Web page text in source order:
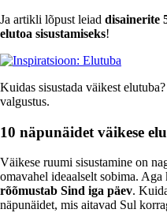
Ja artikli lõpust leiad disainerite
elutoa sisustamiseks!
Kuidas sisustada väikest
valgustus.
10 näpunäidet väikese
Väikese ruumi sisustamine on
omavahel ideaalselt sobima. Aga
rõõmustab Sind iga päev.
näpunäidet, mis aitavad Sul